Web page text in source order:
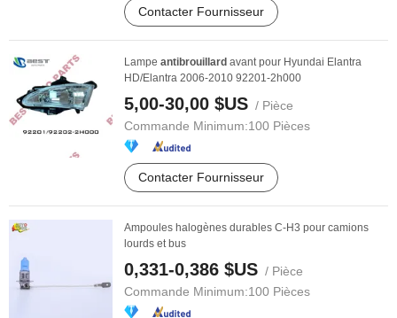
Contacter Fournisseur
Lampe antibrouillard avant pour Hyundai Elantra
HD/Elantra 2006-2010 92201-2h000
5,00-30,00 $US / Pièce
Commande Minimum:100 Pièces
Contacter Fournisseur
Ampoules halogènes durables C-H3 pour camions
lourds et bus
0,331-0,386 $US / Pièce
Commande Minimum:100 Pièces